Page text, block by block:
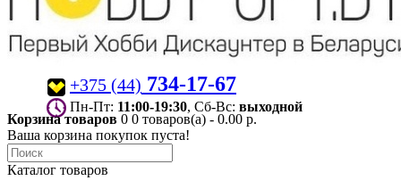
+375 (44) 734-17-67
Пн-Пт: 11:00-19:30 , Сб-Вс: выходной
Корзина товаров 0 0 товаров(а) - 0.00 р.
Ваша корзина покупок пуста!
Каталог товаров